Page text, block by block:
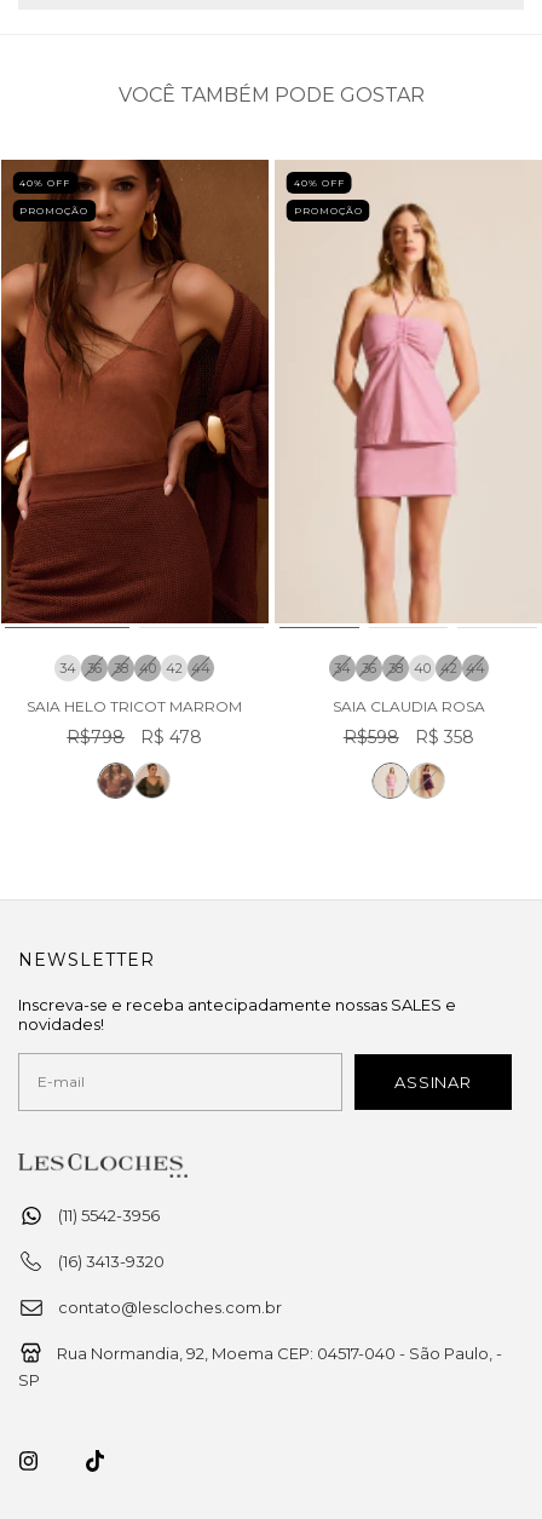
VOCÊ TAMBÉM PODE GOSTAR
40% OFF
PROMOÇÃO
34 36 38 40 42 44
SAIA HELO TRICOT MARROM
R$798 R$ 478
40% OFF
PROMOÇÃO
34 36 38 40 42 44
SAIA CLAUDIA ROSA
R$598 R$ 358
(11) 5542-3956
(16) 3413-9320
contato@lescloches.com.br
Rua Normandia, 92, Moema CEP: 04517-040 - São Paulo, -
SP
NEWSLETTER
Inscreva-se e receba antecipadamente nossas SALES e
novidades!